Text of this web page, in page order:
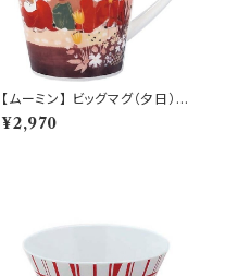
【ムーミン】 ビッグマグ（夕日）
【MM3200】
¥2,970